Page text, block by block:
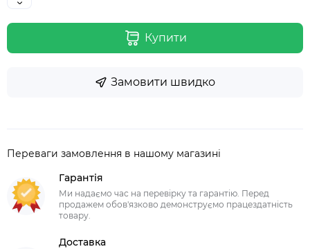
Купити
Замовити швидко
Переваги замовлення в нашому магазині
Гарантія
Ми надаємо час на перевірку та гарантію. Перед
продажем обов'язково демонструємо працездатність
товару.
Доставка